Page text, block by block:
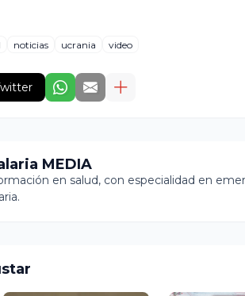
noticias ucrania video
MEDIA
en salud, con especialidad en